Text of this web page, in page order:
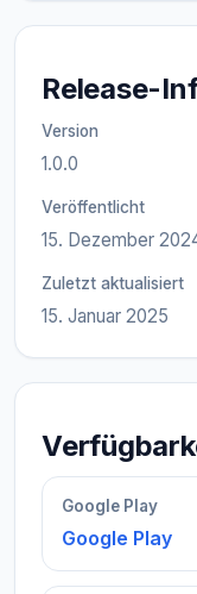
Release-
Version
1.0.0
Veröffentlicht
15. Dezember
Zuletzt aktualisiert
15. Januar 2025
Google Play
Google Play